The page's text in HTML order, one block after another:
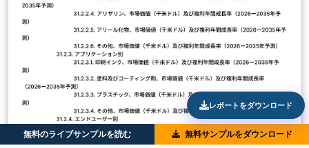
無料のライブサンプルを読む 無料サンプルをダウンロード
レポートをダウンロード